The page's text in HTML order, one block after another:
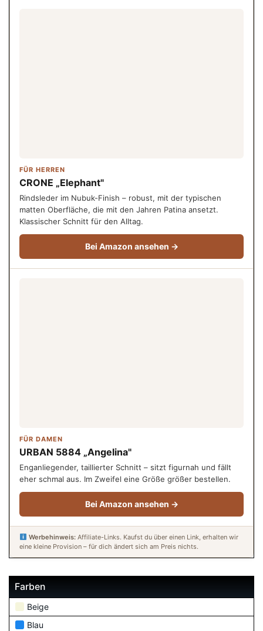
FÜR HERREN
CRONE „Elephant"
Rindsleder im Nubuk-Finish – robust, mit der typischen
matten Oberfläche, die mit den Jahren Patina ansetzt.
Klassischer Schnitt für den Alltag.
Bei Amazon ansehen →
FÜR DAMEN
URBAN 5884 „Angelina"
Enganliegender, taillierter Schnitt – sitzt figurnah und fällt
eher schmal aus. Im Zweifel eine Größe größer bestellen.
Bei Amazon ansehen →
Werbehinweis:Affiliate-Links. Kaufst du über einen Link, erhalten wir
eine kleine Provision – für dich ändert sich am Preis nichts.
Farben
Beige
Blau